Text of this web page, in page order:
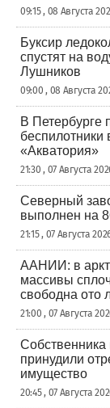
09:15 , 08 Августа
Буксир
спустят на
Лушников
09:00 , 08 Августа
В Петербурге
беспилотники
«Акватория»
21:30 , 07 Августа
Северный
выполнен на
21:15 , 07 Августа
ААНИИ: в
массивы
свободна ото
21:00 , 07 Августа
принудили
имущество
20:45 , 07 Августа